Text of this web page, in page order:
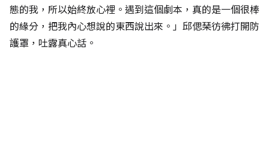
態的我，所以始終放心裡。遇到這個劇本，真的是一個很棒
的緣分，把我內心想說的東西說出來。」邱偲琹彷彿打開防
護罩，吐露真心話。